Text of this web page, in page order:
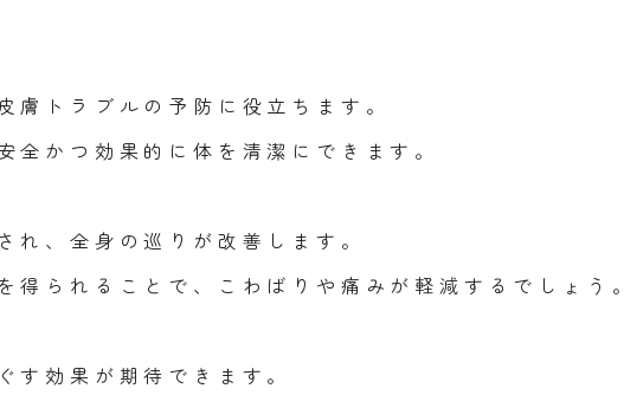
トラブルの予防に役立ちます。
かつ効果的に体を清潔にできます。
れ、全身の巡りが改善します。
られることで、こわばりや痛みが軽減するでしょう。
す効果が期待できます。